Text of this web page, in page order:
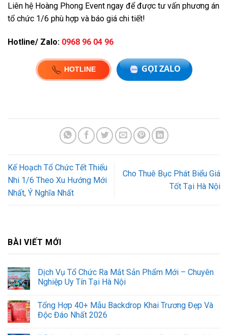
Liên hệ Hoàng Phong Event ngay để được tư vấn phương án
tổ chức 1/6 phù hợp và báo giá chi tiết!
Hotline/ Zalo: 0968 96 04 96
Kế Hoạch Tổ Chức Tết Thiếu
Nhi 1/6 Theo Xu Hướng Mới
Nhất, Ý Nghĩa Nhất
Cho Thuê Bục Phát Biểu Giá
Tốt Tại Hà Nội
BÀI VIẾT MỚI
Dịch Vụ Tổ Chức Ra Mắt Sản Phẩm Mới – Chuyên
Nghiệp Uy Tín Tại Hà Nội
Tổng Hợp 40+ Mẫu Backdrop Khai Trương Đẹp Và
Độc Đáo Nhất 2026